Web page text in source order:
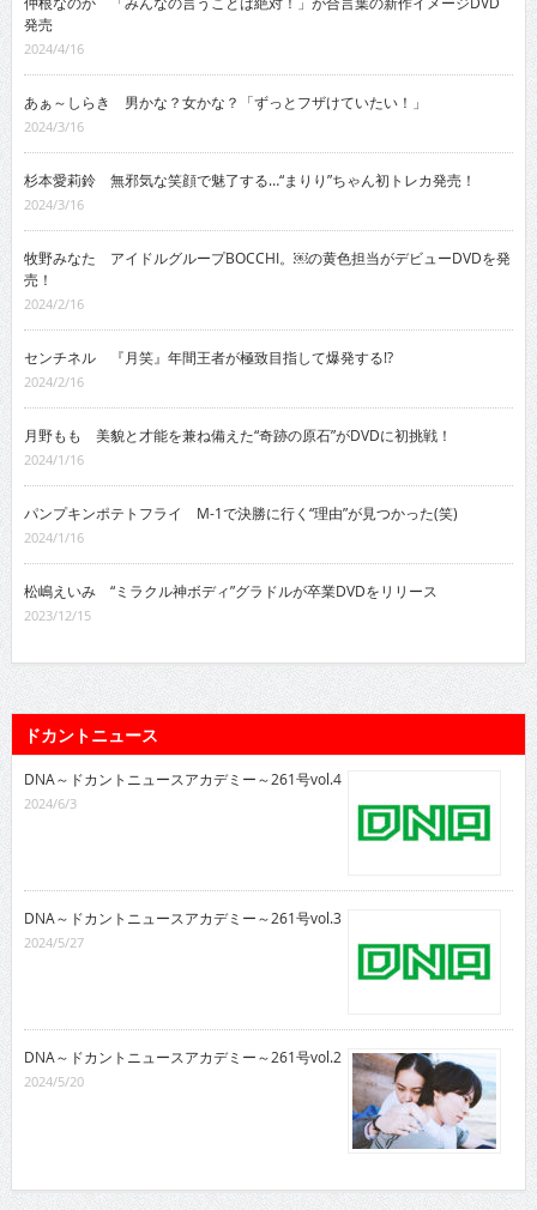
発売
2024/4/16
あぁ～しらき 男かな？女かな？「ずっとフザけていたい！」
2024/3/16
杉本愛莉鈴 無邪気な笑顔で魅了する…“まりり”ちゃん初トレカ発売！
2024/3/16
牧野みなた アイドルグループBOCCHI。￼の黄色担当がデビューDVDを発
売！
2024/2/16
センチネル 『月笑』年間王者が極致目指して爆発する!?
2024/2/16
月野もも 美貌と才能を兼ね備えた“奇跡の原石”がDVDに初挑戦！
2024/1/16
パンプキンポテトフライ M-1で決勝に行く“理由”が見つかった(笑)
2024/1/16
松嶋えいみ “ミラクル神ボディ”グラドルが卒業DVDをリリース
2023/12/15
ドカントニュース
DNA～ドカントニュースアカデミー～261号vol.4
2024/6/3
DNA～ドカントニュースアカデミー～261号vol.3
2024/5/27
DNA～ドカントニュースアカデミー～261号vol.2
2024/5/20